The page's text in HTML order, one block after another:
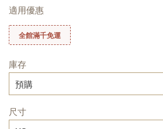
適用優惠
全館滿千免運
庫存
尺寸